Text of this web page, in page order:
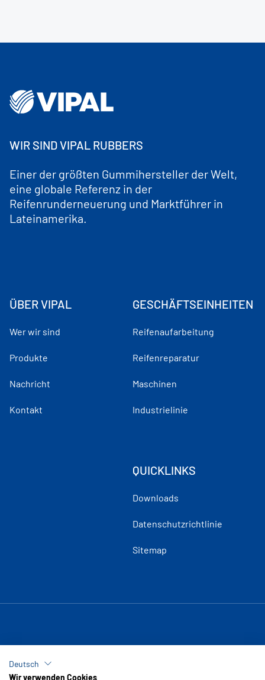
WIR SIND VIPAL RUBBERS
Einer der größten Gummihersteller der Welt,
eine globale Referenz in der
Reifenrunderneuerung und Marktführer in
Lateinamerika.
ÜBER VIPAL
Wer wir sind
Produkte
Nachricht
Kontakt
GESCHÄFTSEINHEITEN
Reifenaufarbeitung
Reifenreparatur
Maschinen
Industrielinie
QUICKLINKS
Downloads
Datenschutzrichtlinie
Sitemap
Deutsch
Wir verwenden Cookies